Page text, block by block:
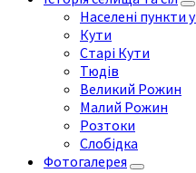
Населені пункти
Кути
Старі Кути
Тюдів
Великий Рожин
Малий Рожин
Розтоки
Слобідка
Фотогалерея